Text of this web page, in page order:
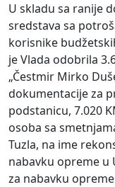
U skladu sa ranije
sredstava sa
korisnike
je Vlada odobrila
„Čestmir Mirko
dokumentacije za
podstanicu, 7.020
osoba sa
Tuzla, na ime
nabavku opreme u
za nabavku